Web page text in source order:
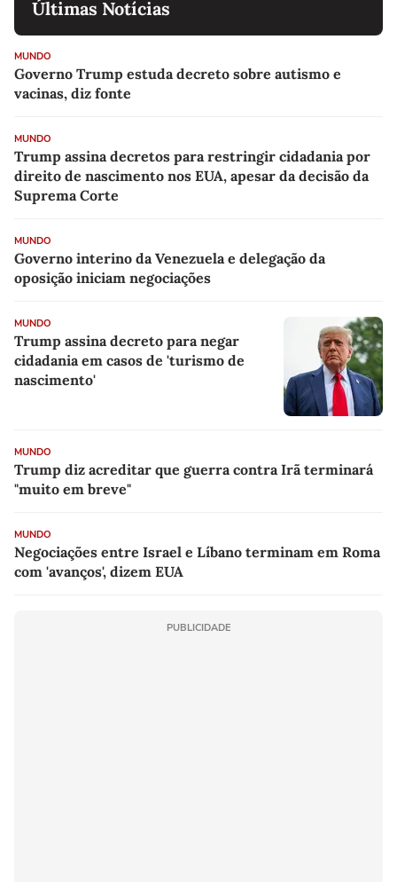
Últimas Notícias
MUNDO
Governo Trump estuda decreto sobre autismo e
vacinas, diz fonte
MUNDO
Trump assina decretos para restringir cidadania por
direito de nascimento nos EUA, apesar da decisão da
Suprema Corte
MUNDO
Governo interino da Venezuela e delegação da
oposição iniciam negociações
MUNDO
Trump assina decreto para negar
cidadania em casos de 'turismo de
nascimento'
MUNDO
Trump diz acreditar que guerra contra Irã terminará
"muito em breve"
MUNDO
Negociações entre Israel e Líbano terminam em Roma
com 'avanços', dizem EUA
PUBLICIDADE